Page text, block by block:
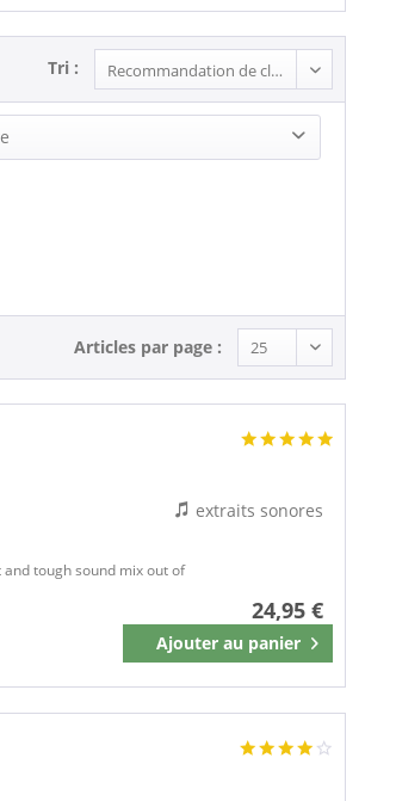
Tri :
Articles par page :
tough sound mix out of
24,95 €
Ajouter au panier
Mémoriser
extraits sonores